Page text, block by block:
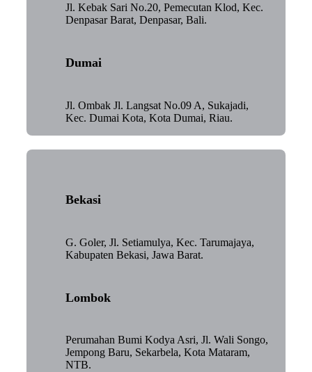
Jl. Kebak Sari No.20, Pemecutan Klod, Kec.
Denpasar Barat, Denpasar, Bali.
Dumai
Jl. Ombak Jl. Langsat No.09 A, Sukajadi,
Kec. Dumai Kota, Kota Dumai, Riau.
Bekasi
G. Goler, Jl. Setiamulya, Kec. Tarumajaya,
Kabupaten Bekasi, Jawa Barat.
Lombok
Perumahan Bumi Kodya Asri, Jl. Wali Songo,
Jempong Baru, Sekarbela, Kota Mataram,
NTB.